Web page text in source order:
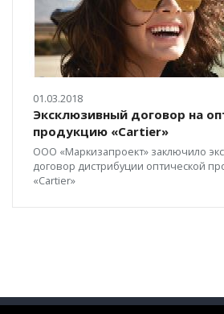
01.03.2018
Эксклюзивный договор на
продукцию «Cartier»
ООО «Маркизапроект» заключило
договор дистрибуции оптической
«Cartier»